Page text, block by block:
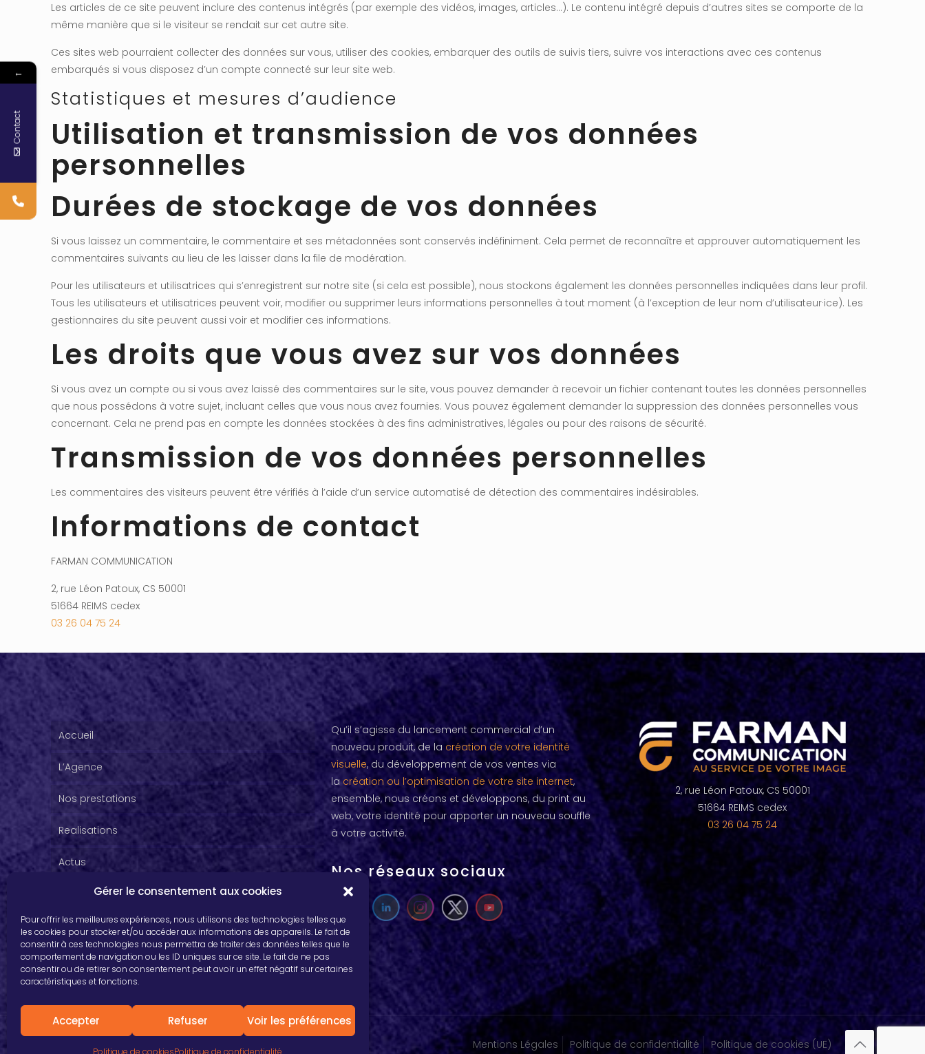
Gérer le consentement aux cookies
Pour offrir les meilleures expériences, nous utilisons des technologies telles que
les cookies pour stocker et/ou accéder aux informations des appareils. Le fait de
consentir à ces technologies nous permettra de traiter des données telles que le
comportement de navigation ou les ID uniques sur ce site. Le fait de ne pas
consentir ou de retirer son consentement peut avoir un effet négatif sur certaines
caractéristiques et fonctions.
Accepter Refuser Voir les préférences
Politique de cookiesPolitique de confidentialité
Les articles de ce site peuvent inclure des contenus intégrés (par exemple des vidéos, images, articles…). Le contenu intégré depuis d’autres sites se comporte de la
même manière que si le visiteur se rendait sur cet autre site.
Ces sites web pourraient collecter des données sur vous, utiliser des cookies, embarquer des outils de suivis tiers, suivre vos interactions avec ces contenus
embarqués si vous disposez d’un compte connecté sur leur site web.
Statistiques et mesures d’audience
Utilisation et transmission de vos données
personnelles
Durées de stockage de vos données
Si vous laissez un commentaire, le commentaire et ses métadonnées sont conservés indéfiniment. Cela permet de reconnaître et approuver automatiquement les
commentaires suivants au lieu de les laisser dans la file de modération.
Pour les utilisateurs et utilisatrices qui s’enregistrent sur notre site (si cela est possible), nous stockons également les données personnelles indiquées dans leur profil.
Tous les utilisateurs et utilisatrices peuvent voir, modifier ou supprimer leurs informations personnelles à tout moment (à l’exception de leur nom d’utilisateur·ice). Les
gestionnaires du site peuvent aussi voir et modifier ces informations.
Les droits que vous avez sur vos données
Si vous avez un compte ou si vous avez laissé des commentaires sur le site, vous pouvez demander à recevoir un fichier contenant toutes les données personnelles
que nous possédons à votre sujet, incluant celles que vous nous avez fournies. Vous pouvez également demander la suppression des données personnelles vous
concernant. Cela ne prend pas en compte les données stockées à des fins administratives, légales ou pour des raisons de sécurité.
Transmission de vos données personnelles
Les commentaires des visiteurs peuvent être vérifiés à l’aide d’un service automatisé de détection des commentaires indésirables.
Informations de contact
FARMAN COMMUNICATION
2, rue Léon Patoux, CS 50001
51664 REIMS cedex
03 26 04 75 24
Accueil
L’Agence
Nos prestations
Realisations
Actus
Qu’il s’agisse du lancement commercial d’un
nouveau produit, de la création de votre identité
visuelle, du développement de vos ventes via
lacréation ou l’optimisation de votre site internet,
ensemble, nous créons et développons, du print au
web, votre identité pour apporter un nouveau souffle
à votre activité.
Nos réseaux sociaux
2, rue Léon Patoux, CS 50001
51664 REIMS cedex
03 26 04 75 24
Mentions Légales Politique de confidentialité Politique de cookies (UE)
←
Contact